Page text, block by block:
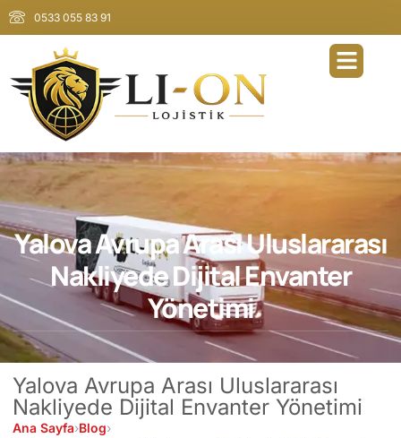
0533 055 83 91
Yalova Avrupa Arası Uluslararası
Nakliyede Dijital Envanter
Yönetimi
Yalova Avrupa Arası Uluslararası
Nakliyede Dijital Envanter Yönetimi
Ana Sayfa›Blog›